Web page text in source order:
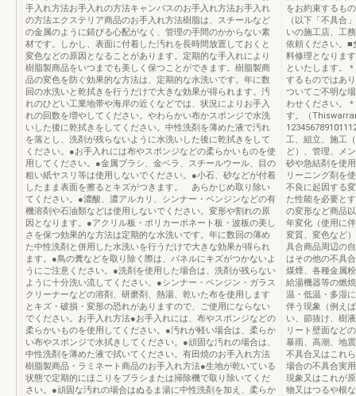
手入れ方法お手入れの方法キャンバスのお手入れ方法お手入れ
の方法エクステリア商品のお手入れ方法樹脂は、スチールなど
の金属のように錆びる心配がなく、管理の手間のかからない素
材です。しかし、表面に付着した汚れを長時間放置しておくと
変色などの原因となることがあります。定期的な手入れにより
樹脂製商品をいつまでも美しく保つことができます。樹脂製商
品の変色を防ぐ効果的な方法は、定期的な水洗いです。年に数
回の水洗いと乾拭きを行うだけで大きな効果が得られます。汚
れのひどい工業地帯や海岸の近くなどでは、状況によりお手入
れの回数を増やしてください。やわらかい布かスポンジで水洗
いした後に乾拭きをしてください。中性洗剤を薄めた液で汚れ
を落とし、洗剤が残らないように水洗いした後に乾拭きをして
ください。●お手入れには布やスポンジなどの柔らかいものを使
用してください。●金属ブラシ、金ベラ、スチールウール、目の
粗い紙ヤスリ等は使用しないでください。●小石、砂などが付着
したまま表面を擦るとキズがつきます。 あらかじめ取り除い
てください。●濃酸、濃アルカリ、シンナー・ベンジンなどの有
機溶剤や石油類などは使用しないでください。変形や割れの原
因となります。●アクリル板・ポリカーボネート板・波板の美し
さを保つ効果的な方法は定期的な水洗いです。年に数回の薄め
た中性洗剤と併用した水洗いを行うだけで大きな効果が得られ
ます。●鳥の糞などを取り除く際は、パネルにキズがつかないよ
うにご注意ください。●洗剤を使用した場合は、洗剤が残らない
ように十分洗い流してください。●シンナー・ベンジン・ガラス
クリーナーなどの溶剤、研磨剤、熱湯、乾いた布を使用します
とキズ・破損・変形の恐れがありますので、ご使用にならない
でください。お手入れ方法●お手入れには、布やスポンジなどの
柔らかいものを使用してください。●汚れが軽い場合は、柔らか
い布やスポンジで水拭きしてください。●頑固な汚れの場合は、
中性洗剤を薄めた液で拭いてください。有田焼のお手入れ方法
樹脂製商品・ラミネート商品のお手入れ方法●生地が乾いている
状態で定期的にほこりをブラシまたは掃除機で取り除いてくだ
さい。●頑固な汚れの場合はぬるま湯に中性洗剤を加え、柔らか
をお約束するも
（以下「不具合
いの施工店、工
依頼ください。■
料修理となりま
といたします。
するものではあ
ついてご不明な
わせください。
す。（
工、組立、施工
ど）、管理、メ
砂や急結剤を使
リーニング剤を
不良に起因する
た性能を必要と
の変形など商品
年変化（使用に
変質、変色など
具合商品周辺の
はその他の不具
煤煙、各種金属
給湯機器等の燃
温・低温・多湿
伴う現象（例え
い、節抜け、樹
リート壁面など
暴雨、高潮、地
不具合又はこれ
場合の不具合実
現象又はこれが
物又はつるや根